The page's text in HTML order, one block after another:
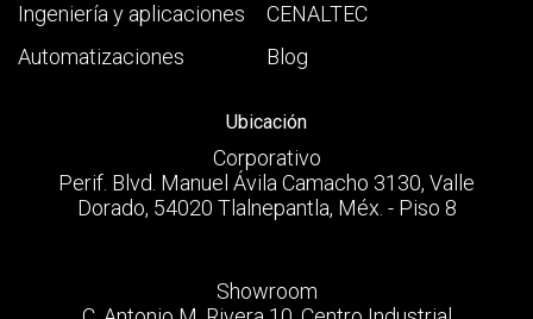
Ingeniería y aplicaciones
Automatizaciones
CENALTEC
Blog
Ubicación
Corporativo
Perif. Blvd. Manuel Ávila Camacho 3130, Valle
Dorado, 54020 Tlalnepantla, Méx. - Piso 8
Showroom